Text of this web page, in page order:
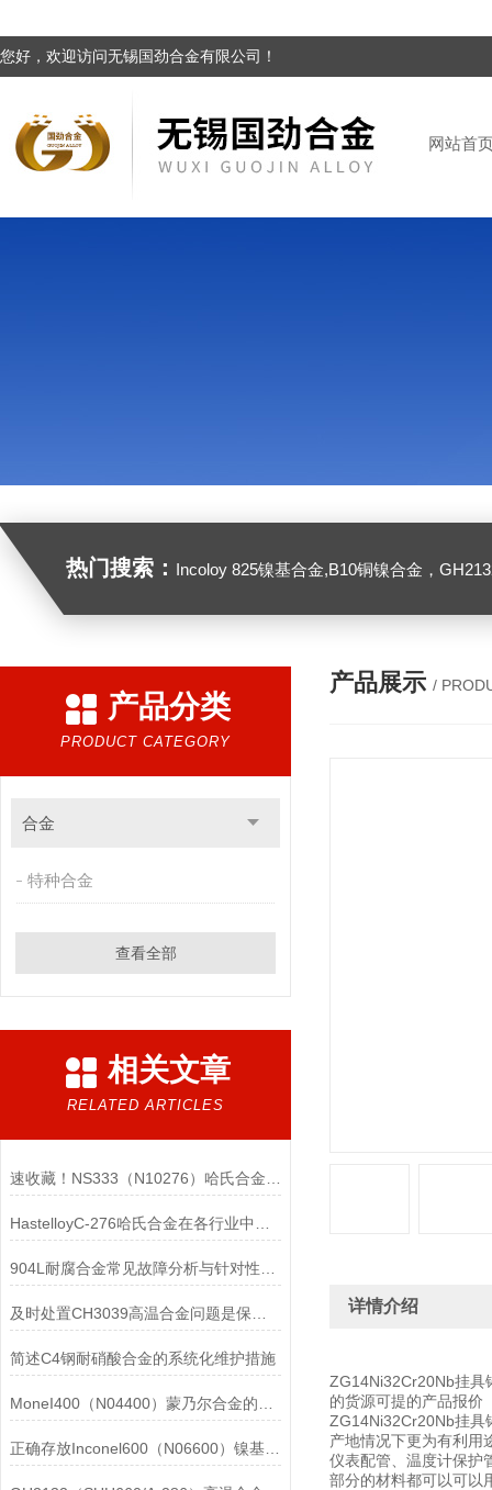
您好，欢迎访问无锡国劲合金有限公司！
网站首
热门搜索： Incoloy 825镍基合金,B10铜镍合金，GH2132高温合金，C276
产品分类
PRODUCT CATEGORY
合金
特种合金
查看全部
相关文章
RELATED ARTICLES
简述C4钢耐硝酸合金的系统化维护措施
正确存放Inconel600（N06600）镍基合金的重要性介绍
产品展示 /
详情介绍
ZG14Ni32Cr20Nb挂具
的货源可提的产品报价
ZG14Ni32Cr20Nb挂具
产地情况下更为有利用
仪表配管、温度计保
部分的材料都可以可以